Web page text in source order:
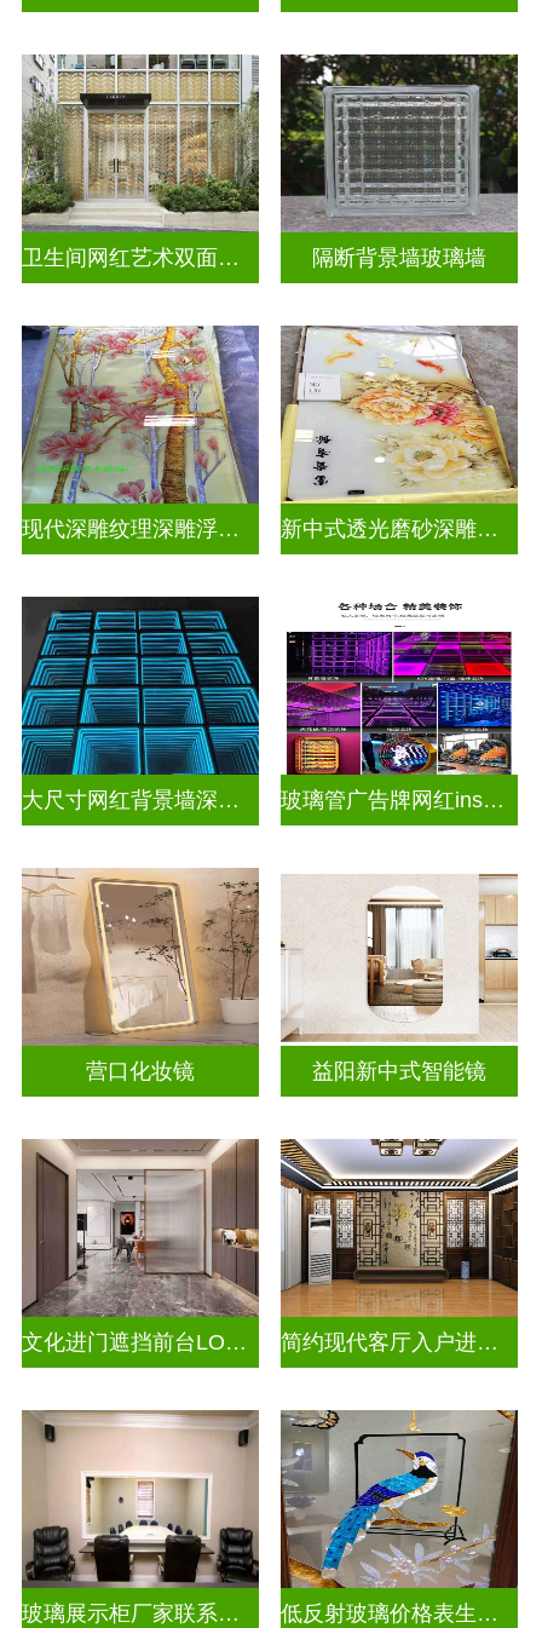
卫生间网红艺术双面玻璃墙 隔断背景墙玻璃墙
现代深雕纹理深雕浮雕玻璃 新中式透光磨砂深雕浮雕玻璃
大尺寸网红背景墙深渊镜 玻璃管广告牌网红ins灯带造型装饰千层镜深渊镜
营口化妆镜 益阳新中式智能镜
文化进门遮挡前台LOGO山水画背景墙玻璃 简约现代客厅入户进门遮挡玻璃屏风
玻璃展示柜厂家联系方式 低反射玻璃价格表生产电话